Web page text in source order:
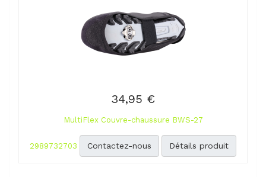
34,95 €
MultiFlex Couvre-chaussure BWS-27
2989732703 Contactez-nous Détails produit